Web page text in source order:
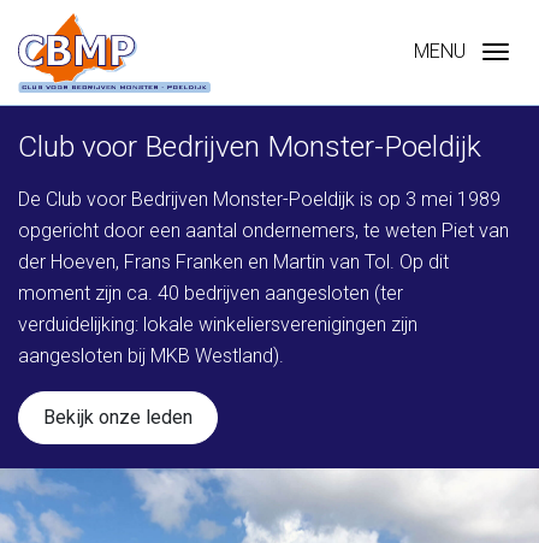
Ga direct naar
MENU
Club voor Bedrijven Monster-Poeldijk
De Club voor Bedrijven Monster-Poeldijk is op 3 mei 1989
opgericht door een aantal ondernemers, te weten Piet van
der Hoeven, Frans Franken en Martin van Tol. Op dit
moment zijn ca. 40 bedrijven aangesloten (ter
verduidelijking: lokale winkeliersverenigingen zijn
aangesloten bij MKB Westland).
Bekijk onze leden